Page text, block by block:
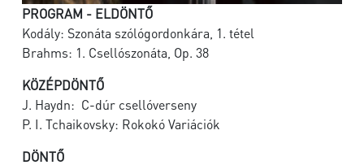
PROGRAM - ELDÖNTŐ
Kodály: Szonáta szólógordonkára, 1. tétel
Brahms: 1. Csellószonáta, Op. 38
KÖZÉPDÖNTŐ
J. Haydn: C-dúr csellóverseny
P. I. Tchaikovsky: Rokokó Variációk
DÖNTŐ